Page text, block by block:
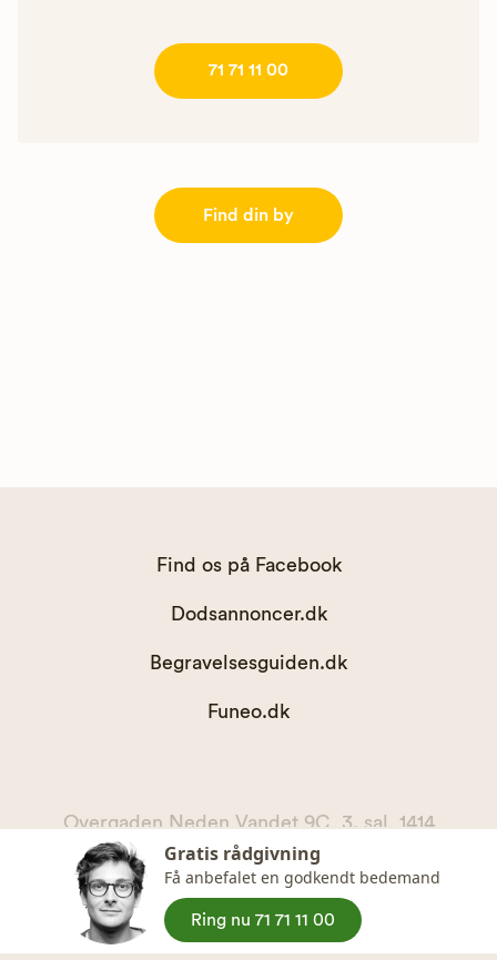
71 71 11 00
Find din by
Find os på Facebook
Dodsannoncer.dk
Begravelsesguiden.dk
Funeo.dk
Overgaden Neden Vandet 9C, 3. sal, 1414
København K
kontakt@begravelsesguiden.dk, telefon 71 71 11 00
CVR. 36065567
Gratis rådgivning
Få anbefalet en godkendt bedemand
Ring nu 71 71 11 00